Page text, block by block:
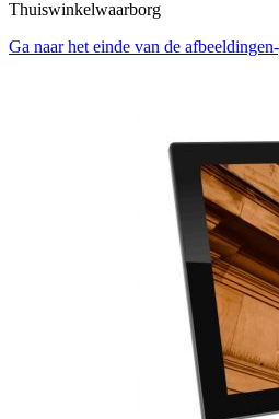
Thuiswinkelwaarborg
Ga naar het einde van de